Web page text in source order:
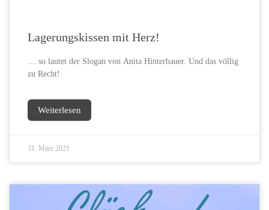
Lagerungskissen mit Herz!
… so lautet der Slogan von Anita Hinterbauer. Und das völlig
zu Recht!
Weiterlesen
31. März 2021